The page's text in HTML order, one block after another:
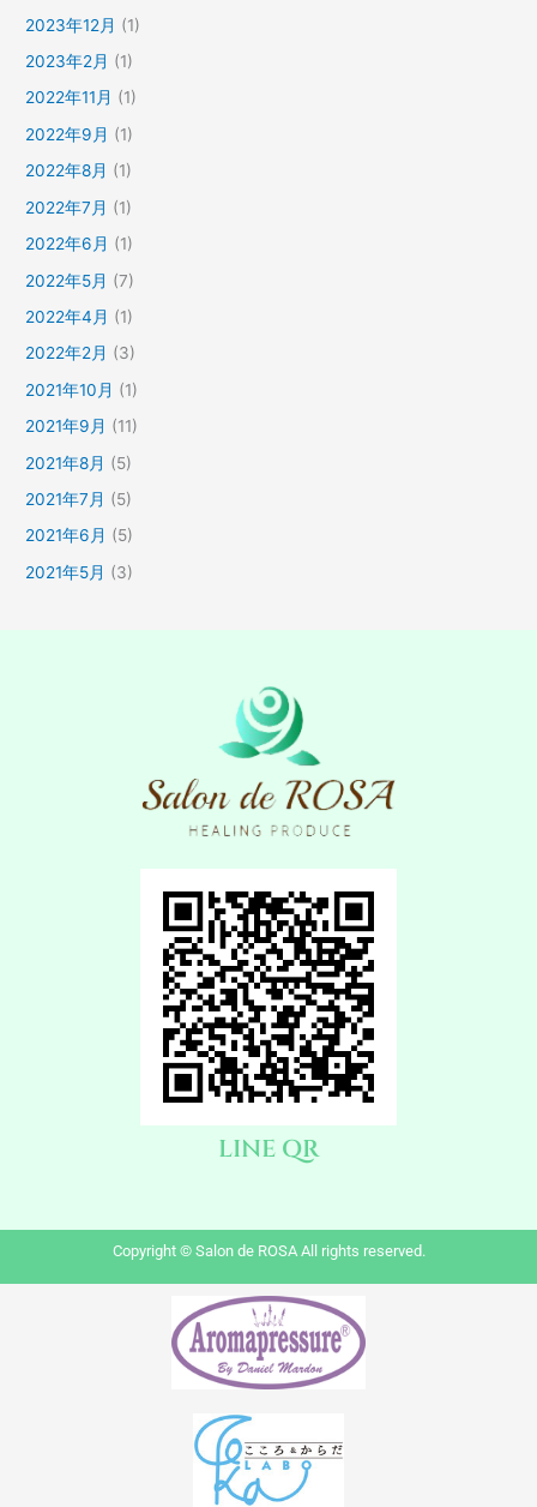
2023年12月 (1)
2023年2月 (1)
2022年11月 (1)
2022年9月 (1)
2022年8月 (1)
2022年7月 (1)
2022年6月 (1)
2022年5月 (7)
2022年4月 (1)
2022年2月 (3)
2021年10月 (1)
2021年9月 (11)
2021年8月 (5)
2021年7月 (5)
2021年6月 (5)
2021年5月 (3)
LINE QR
Copyright © Salon de ROSA All rights reserved.